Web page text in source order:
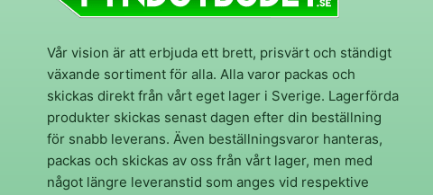
Vår vision är att erbjuda ett brett, prisvärt och ständigt
växande sortiment för alla. Alla varor packas och
skickas direkt från vårt eget lager i Sverige. Lagerförda
produkter skickas senast dagen efter din beställning
för snabb leverans. Även beställningsvaror hanteras,
packas och skickas av oss från vårt lager, men med
något längre leveranstid som anges vid respektive